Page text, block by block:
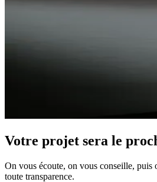
Votre projet sera le
On vous écoute, on vous conseille, puis
toute transparence.